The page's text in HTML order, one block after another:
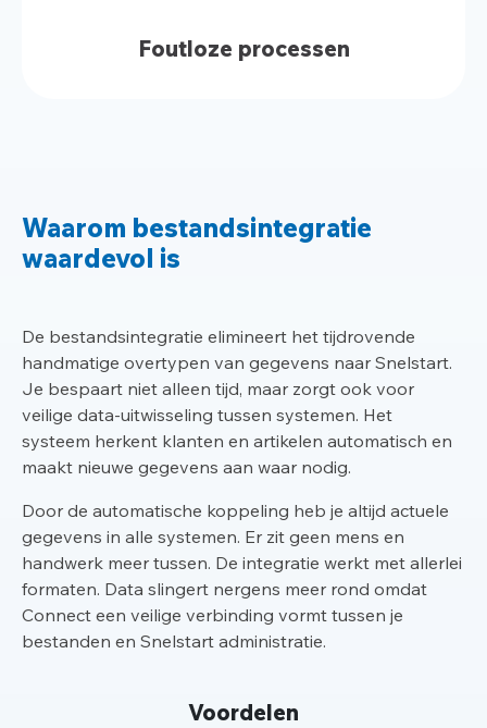
Foutloze processen
Waarom bestandsintegratie
waardevol is
De bestandsintegratie elimineert het tijdrovende
handmatige overtypen van gegevens naar Snelstart.
Je bespaart niet alleen tijd, maar zorgt ook voor
veilige data-uitwisseling tussen systemen. Het
systeem herkent klanten en artikelen automatisch en
maakt nieuwe gegevens aan waar nodig.
Door de automatische koppeling heb je altijd actuele
gegevens in alle systemen. Er zit geen mens en
handwerk meer tussen. De integratie werkt met allerlei
formaten. Data slingert nergens meer rond omdat
Connect een veilige verbinding vormt tussen je
bestanden en Snelstart administratie.
Voordelen